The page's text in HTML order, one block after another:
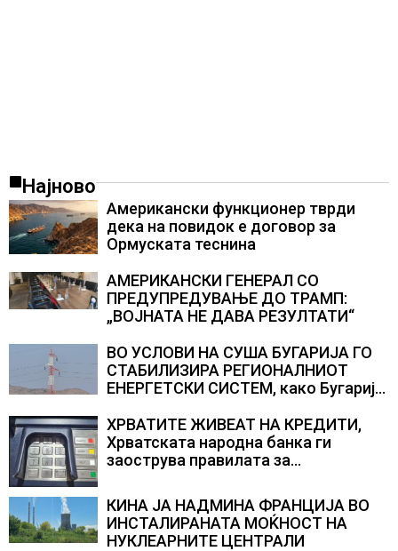
Најново
Американски функционер тврди
дека на повидок е договор за
Ормуската теснина
АМЕРИКАНСКИ ГЕНЕРАЛ СО
ПРЕДУПРЕДУВАЊЕ ДО ТРАМП:
„ВОЈНАТА НЕ ДАВА РЕЗУЛТАТИ“
ВО УСЛОВИ НА СУША БУГАРИЈА ГО
СТАБИЛИЗИРА РЕГИОНАЛНИОТ
ЕНЕРГЕТСКИ СИСТЕМ, како Бугарија
складирање на енергија од батерии
ХРВАТИТЕ ЖИВЕАТ НА КРЕДИТИ,
Хрватската народна банка ги
заострува правилата за
зголемени ризици во финансискиот
систем
КИНА ЈА НАДМИНА ФРАНЦИЈА ВО
ИНСТАЛИРАНАТА МОЌНОСТ НА
НУКЛЕАРНИТЕ ЦЕНТРАЛИ